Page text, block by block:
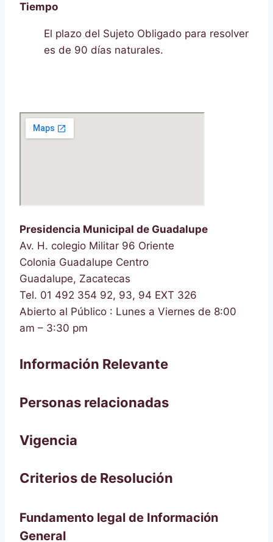
Tiempo
El plazo del Sujeto Obligado para resolver
es de 90 días naturales.
Presidencia Municipal de Guadalupe
Av. H. colegio Militar 96 Oriente
Colonia Guadalupe Centro
Guadalupe, Zacatecas
Tel. 01 492 354 92, 93, 94 EXT 326
Abierto al Público : Lunes a Viernes de 8:00
am – 3:30 pm
Información Relevante
Personas relacionadas
Vigencia
Criterios de Resolución
Fundamento legal de Información
General